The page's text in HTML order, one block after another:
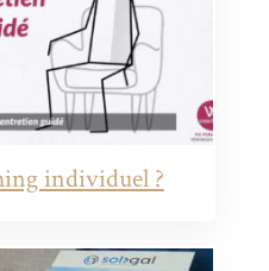
individuel ?